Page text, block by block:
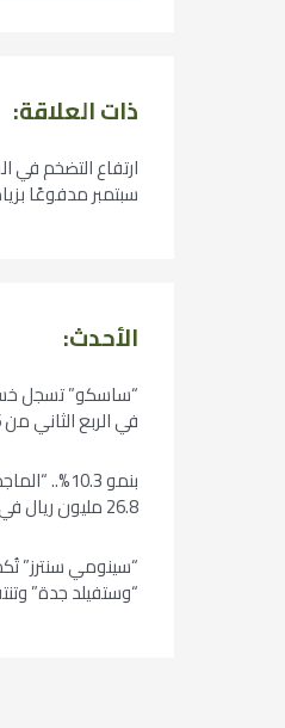
ذات العلاقة:
سبتمبر مدفوعًا
الأحدث:
في الربع الثاني من 2026
بنمو
26.8 مليون ريال في الربع الثاني من 2026
“سينومي سنترز”
“وستفيلد جدة”